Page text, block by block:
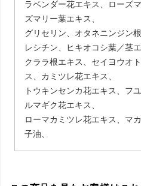
ラベンダー花エキス、ロー
ズマリー葉エキス、
グリセリン、オタネニンジン
レシチン、ヒキオコシ葉／茎エ
クララ根エキス、セイヨウオ
ス、カミツレ花エキス、
トウキンセンカ花エキス、フ
ルマギク花エキス、
ローマカミツレ花エキス、マ
子油、